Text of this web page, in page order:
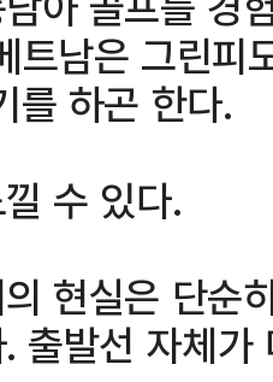
트남은 그린피
를 하곤 한다.
수 있다.
현실은 단순
출발선 자체가